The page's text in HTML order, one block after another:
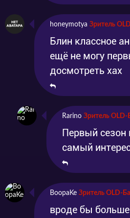
honeymotya Зритель
Блин классное
ещё не могу
досмотреть хах
Rarino Зритель OLD-
Первый сезон
самый
BoopaKe Зритель OLD-
вроде бы больше